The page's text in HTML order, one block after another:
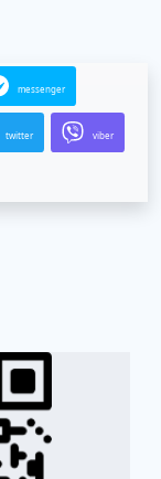
messenger
twitter viber